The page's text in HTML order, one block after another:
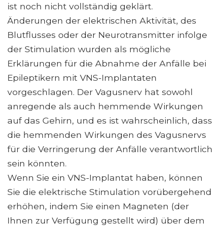
ist noch nicht vollständig geklärt.
Änderungen der elektrischen Aktivität, des
Blutflusses oder der Neurotransmitter infolge
der Stimulation wurden als mögliche
Erklärungen für die Abnahme der Anfälle bei
Epileptikern mit VNS-Implantaten
vorgeschlagen. Der Vagusnerv hat sowohl
anregende als auch hemmende Wirkungen
auf das Gehirn, und es ist wahrscheinlich, dass
die hemmenden Wirkungen des Vagusnervs
für die Verringerung der Anfälle verantwortlich
sein könnten.
Wenn Sie ein VNS-Implantat haben, können
Sie die elektrische Stimulation vorübergehend
erhöhen, indem Sie einen Magneten (der
Ihnen zur Verfügung gestellt wird) über dem